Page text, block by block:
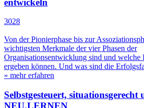
3028
Von der Pionierphase bis zur
wichtigsten Merkmale der vier Phasen der
Organisationsentwicklung sind und welche
ergeben können. Und was sind die
» mehr erfahren
Selbstgesteuert, situationsgerecht
NEU.LERNEN